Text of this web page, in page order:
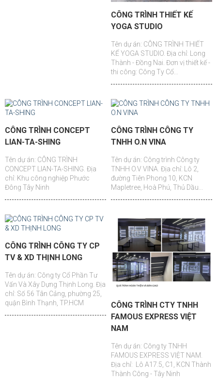
CÔNG TRÌNH THIẾT KẾ
YOGA STUDIO
Tên dự án: CÔNG TRÌNH THIẾT
KẾ YOGA STUDIO. Địa chỉ: Long
Thành - Đồng Nai. Đơn vị thiết kế -
thi công: Công Ty Cổ...
CÔNG TRÌNH CONCEPT
LIAN-TA-SHING
Tên dự án: CÔNG TRÌNH
CONCEPT LIAN-TA-SHING. Địa
chỉ: Khu công nghiệp Phước
Đông Tây Ninh
CÔNG TRÌNH CÔNG TY
TNHH O.N VINA
Tên dự án: Công trình Công ty
TNHH O.V VINA. Địa chỉ: Lô 2,
đường Tiên Phong 10, KCN
Mapletree, Hoà Phú, Thủ Dầu...
CÔNG TRÌNH CÔNG TY CP
TV & XD THỊNH LONG
Tên dự án: Công ty Cổ Phần Tư
Vấn Và Xây Dựng Thịnh Long. Địa
chỉ: Số 56 Tân Cảng, phường 25,
quận Bình Thạnh, TP.HCM
CÔNG TRÌNH CTY TNHH
FAMOUS EXPRESS VIỆT
NAM
Tên dự án: Công ty TNHH
FAMOUS EXPRESS VIỆT NAM.
Địa chỉ: Lô A17.5, C1, KCN Thành
Thành Công - Tây Ninh